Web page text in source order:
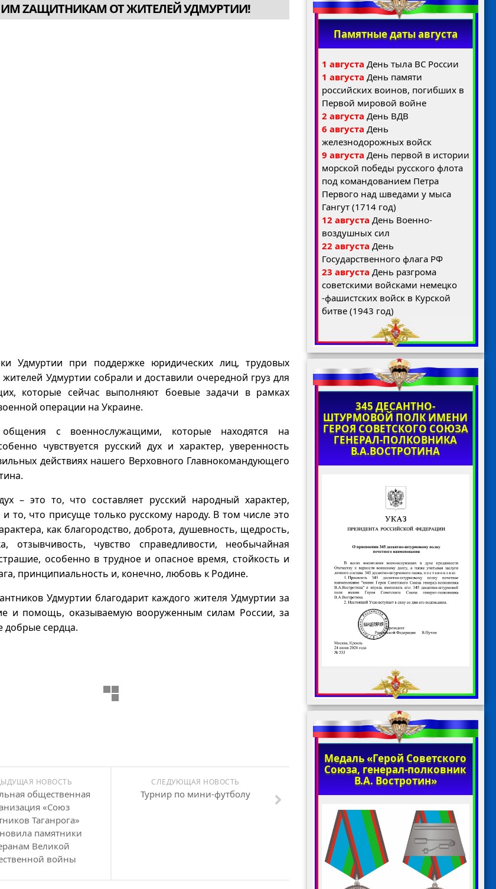
ZАЩИТНИКАМ ОТ ЖИТЕЛЕЙ УДМУРТИИ!
Удмуртии при поддержке юридических лиц, трудовых
жителей Удмуртии собрали и доставили очередной груз для
которые сейчас выполняют боевые задачи в рамках
операции на Украине.
с военнослужащими, которые находятся на
чувствуется русский дух и характер, уверенность
действиях нашего Верховного Главнокомандующего
– это то, что составляет русский народный характер,
и то, что присуще только русскому народу. В том числе это
как благородство, доброта, душевность, щедрость,
отзывчивость, чувство справедливости, необычайная
особенно в трудное и опасное время, стойкость и
принципиальность и, конечно, любовь к Родине.
Удмуртии благодарит каждого жителя Удмуртии за
и помощь, оказываемую вооруженным силам России, за
сердца.
СЛЕДУЮЩАЯ НОВОСТЬ
Турнир по мини-футболу
НОВОСТЬ
общественная
«Союз
Таганрога»
памятники
Великой
войны
Памятные даты августа
1 августа День тыла ВС России
1 августа День памяти
российских воинов, погибших в
Первой мировой войне
2 августа День ВДВ
6 августа День
железнодорожных войск
9 августа День первой в истории
морской победы русского флота
под командованием Петра
Первого над шведами у мыса
Гангут (1714 год)
12 августа День Военно-
воздушных сил
22 августа День
Государственного флага РФ
23 августа День разгрома
советскими войсками немецко
-фашистских войск в Курской
битве (1943 год)
345 ДЕСАНТНО-
ШТУРМОВОЙ ПОЛК ИМЕНИ
ГЕРОЯ СОВЕТСКОГО СОЮЗА
ГЕНЕРАЛ-ПОЛКОВНИКА
В.А.ВОСТРОТИНА
Медаль «Герой Советского
Союза, генерал-полковник
В.А. Востротин»